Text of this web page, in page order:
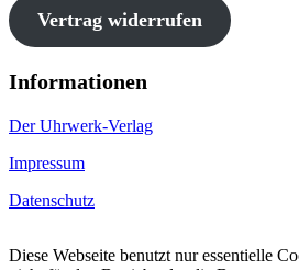
Vertrag widerrufen
Informationen
Der Uhrwerk-Verlag
Impressum
Datenschutz
Diese Webseite benutzt nur essentielle